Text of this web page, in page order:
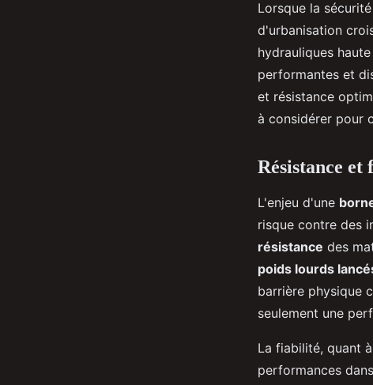
Lorsque la
d'urbanisation
hydrauliques
performantes et
et résistance
à considérer pour
Résistance
L'enjeu d'une
risque contre des
résistance des
poids lourds
barrière physique
seulement une
La fiabilité, quant
performances